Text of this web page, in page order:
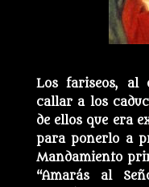
Los fariseos, al
callar a los
de ellos que era
para ponerlo a
Mandamiento
“Amarás al